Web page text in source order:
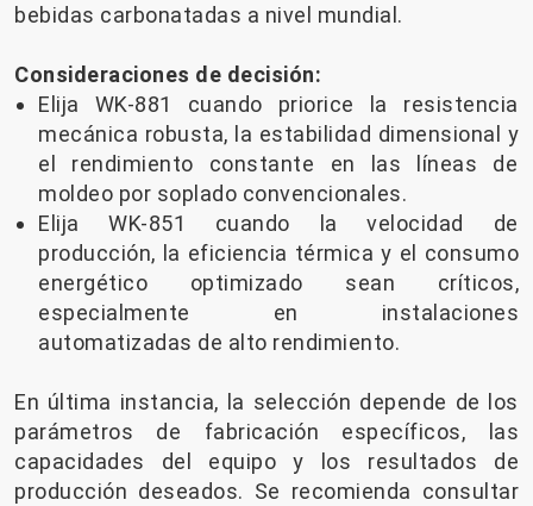
bebidas carbonatadas a nivel mundial.
Consideraciones de decisión:
Elija WK-881 cuando priorice la resistencia
mecánica robusta, la estabilidad dimensional y
el rendimiento constante en las líneas de
moldeo por soplado convencionales.
Elija WK-851 cuando la velocidad de
producción, la eficiencia térmica y el consumo
energético optimizado sean críticos,
especialmente en instalaciones
automatizadas de alto rendimiento.
En última instancia, la selección depende de los
parámetros de fabricación específicos, las
capacidades del equipo y los resultados de
producción deseados. Se recomienda consultar